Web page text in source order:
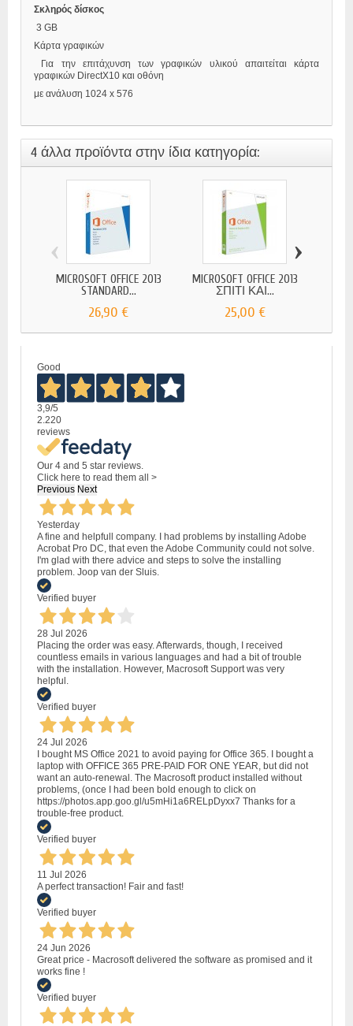
Σκληρός δίσκος
3 GB
Κάρτα γραφικών
Για την επιτάχυνση των γραφικών υλικού απαιτείται κάρτα
γραφικών DirectX10 και οθόνη
με ανάλυση 1024 x 576
4 άλλα προϊόντα στην ίδια κατηγορία:
MICROSOFT OFFICE 2013
STANDARD...
26,90 €
MICROSOFT OFFICE 2013
ΣΠΙΤΙ ΚΑΙ...
25,00 €
‹ ›
Good
3,9/5
2.220
reviews
Our 4 and 5 star reviews.
Click here to read them all >
Previous Next
Yesterday
A fine and helpfull company. I had problems by installing Adobe
Acrobat Pro DC, that even the Adobe Community could not solve.
I'm glad with there advice and steps to solve the installing
problem. Joop van der Sluis.
Verified buyer
28 Jul 2026
Placing the order was easy. Afterwards, though, I received
countless emails in various languages and had a bit of trouble
with the installation. However, Macrosoft Support was very
helpful.
Verified buyer
24 Jul 2026
I bought MS Office 2021 to avoid paying for Office 365. I bought a
laptop with OFFICE 365 PRE-PAID FOR ONE YEAR, but did not
want an auto-renewal. The Macrosoft product installed without
problems, (once I had been bold enough to click on
https://photos.app.goo.gl/u5mHi1a6RELpDyxx7 Thanks for a
trouble-free product.
Verified buyer
11 Jul 2026
A perfect transaction! Fair and fast!
Verified buyer
24 Jun 2026
Great price - Macrosoft delivered the software as promised and it
works fine !
Verified buyer